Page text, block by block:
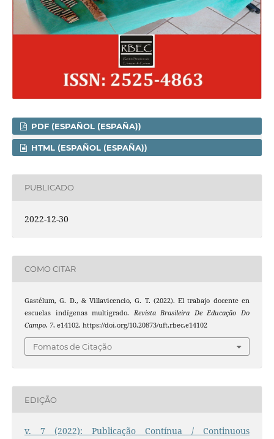
PDF (ESPAÑOL (ESPAÑA))
HTML (ESPAÑOL (ESPAÑA))
PUBLICADO
2022-12-30
COMO CITAR
Gastélum, G. D., & Villavicencio, G. T. (2022). El trabajo docente en
escuelas indígenas multigrado. Revista Brasileira De Educação Do
Campo, 7, e14102. https://doi.org/10.20873/uft.rbec.e14102
Fomatos de Citação
EDIÇÃO
v. 7 (2022): Publicação Contínua / Continuous